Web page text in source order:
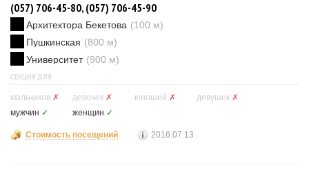
(057) 706-45-80, (057) 706-45-90
Архитектора Бекетова (100 м)
Пушкинская (800 м)
Университет (900 м)
СЕКЦИЯ ДЛЯ
мальчиков ✗ девочек ✗ юношей ✗ девушек ✗
мужчин ✓ женщин ✓
Стоимость посещений 2016.07.13